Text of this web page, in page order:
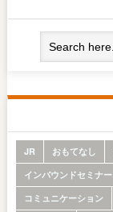
JR おもてなし
インバウンドセミナー
コミュニケーション